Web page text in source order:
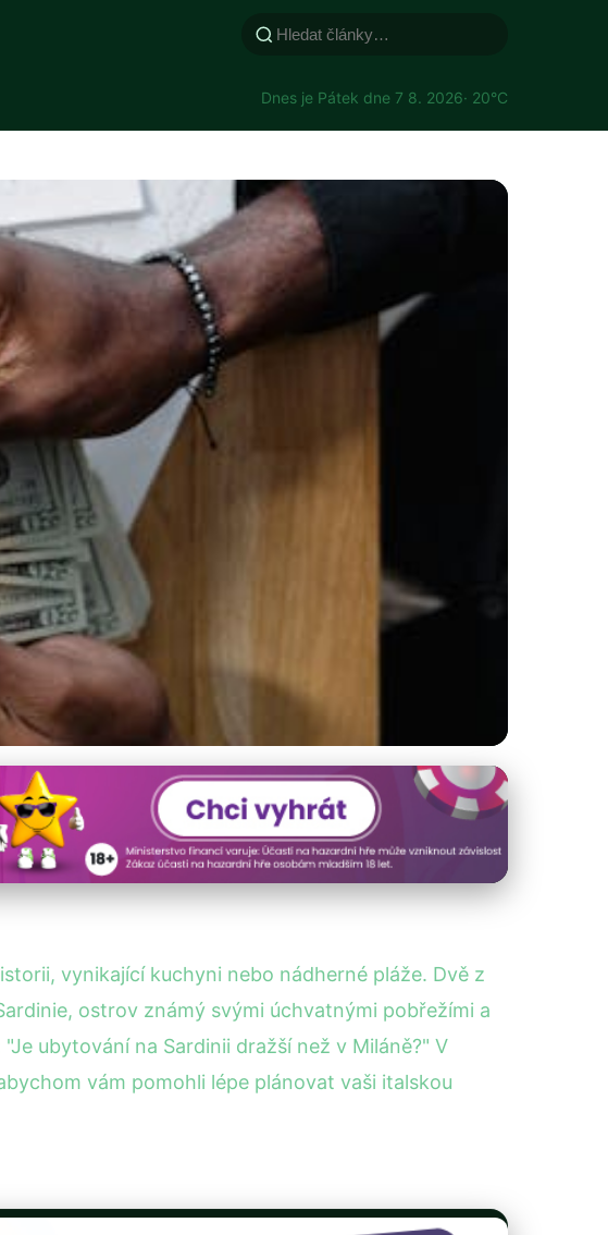
Dnes je Pátek dne 7 8. 2026· 20°C
za ubytování?
vynikající kuchyni nebo nádherné pláže. Dvě z
ostrov známý svými úchvatnými pobřežími a
ubytování na Sardinii dražší než v Miláně?" V
vám pomohli lépe plánovat vaši italskou